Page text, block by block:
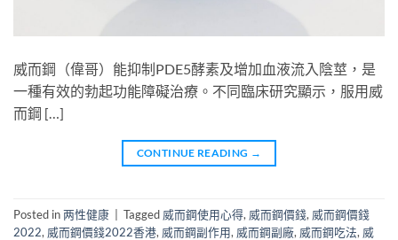
威而鋼（偉哥）能抑制PDE5酵素及增加血液流入陰莖，是
一種有效的勃起功能障礙治療。不同臨床研究顯示，服用威
而鋼 […]
CONTINUE READING →
Posted in两性健康 | Tagged 威而鋼使用心得, 威而鋼價錢, 威而鋼價錢
2022, 威而鋼價錢2022香港, 威而鋼副作用, 威而鋼副廠, 威而鋼吃法, 威